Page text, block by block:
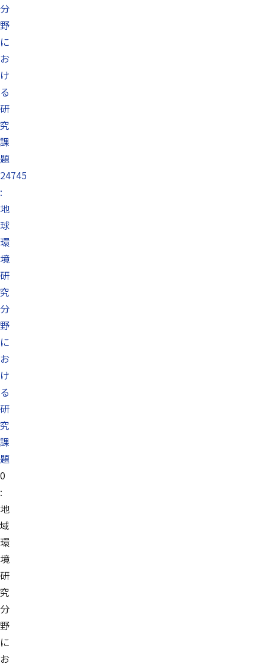
分
野
に
お
け
る
研
究
課
題
24745
:
地
球
環
境
研
究
分
野
に
お
け
る
研
究
課
題
0
:
地
域
環
境
研
究
分
野
に
お